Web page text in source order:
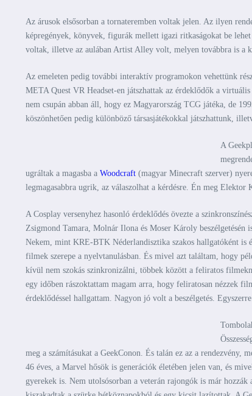
Az árusok elsősorban a tornateremben voltak jelen. Az ilyen
képregények, könyvek, figurák mellett igazi ritkaságokat be
voltak, illetve az aulában Artist Alley volt, melyen továbbra is a
Az emeleten pedig további interaktív programokon vehettünk
META Quest VR Headset-en játszhattak az érdeklődők a
nem csupán abban áll, hogy ez Magyarország TCG játéka, de
köszönhetően pedig különböző társasjátékokkal játszhattunk,
A
ugráltak a magasba a Woodcraft (magyar Minecraft szerver)
legmagasabbra ugrik, az válaszolhat a kérdésre. Én meg
A Cosplay versenyhez hasonló érdeklődés övezte a
Zsigmond Tamara, Molnár Ilona és Moser Károly beszélgetésén
Nekem, mint KRE-BTK Néderlandisztika szakos hallgatóként
filmek szerepe a nyelvtanulásban. És mivel azt találtam, hogy
kívül nem szokás szinkronizálni, többek között a feliratos
egy időben rászoktattam magam arra, hogy feliratosan nézzek
érdeklődéssel hallgattam. Nagyon jó volt a beszélgetés.
meg a számításukat a GeekConon. És talán ez az a
46 éves, a Marvel hősök is generációk életében jelen van, és
gyerekek is. Nem utolsósorban a veterán rajongók is már